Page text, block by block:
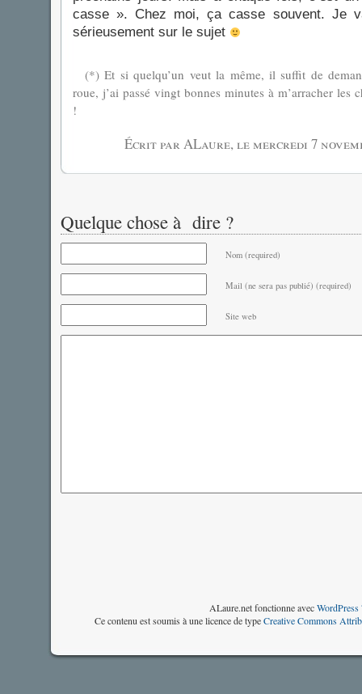
casse ». Chez moi, ça casse souvent. Je
sérieusement sur le sujet
(*) Et si quelqu’un veut la même, il suffit de
roue, j’ai passé vingt bonnes minutes à m’arracher les
!
Écrit par ALaure, lemercredi 7
Quelque chose à dire ?
Nom (required)
Mail (ne sera pas publié) (required)
Site web
ALaure.net fonctionne avecWordPress
Ce contenu est soumis à une licence de typeCreative Commons